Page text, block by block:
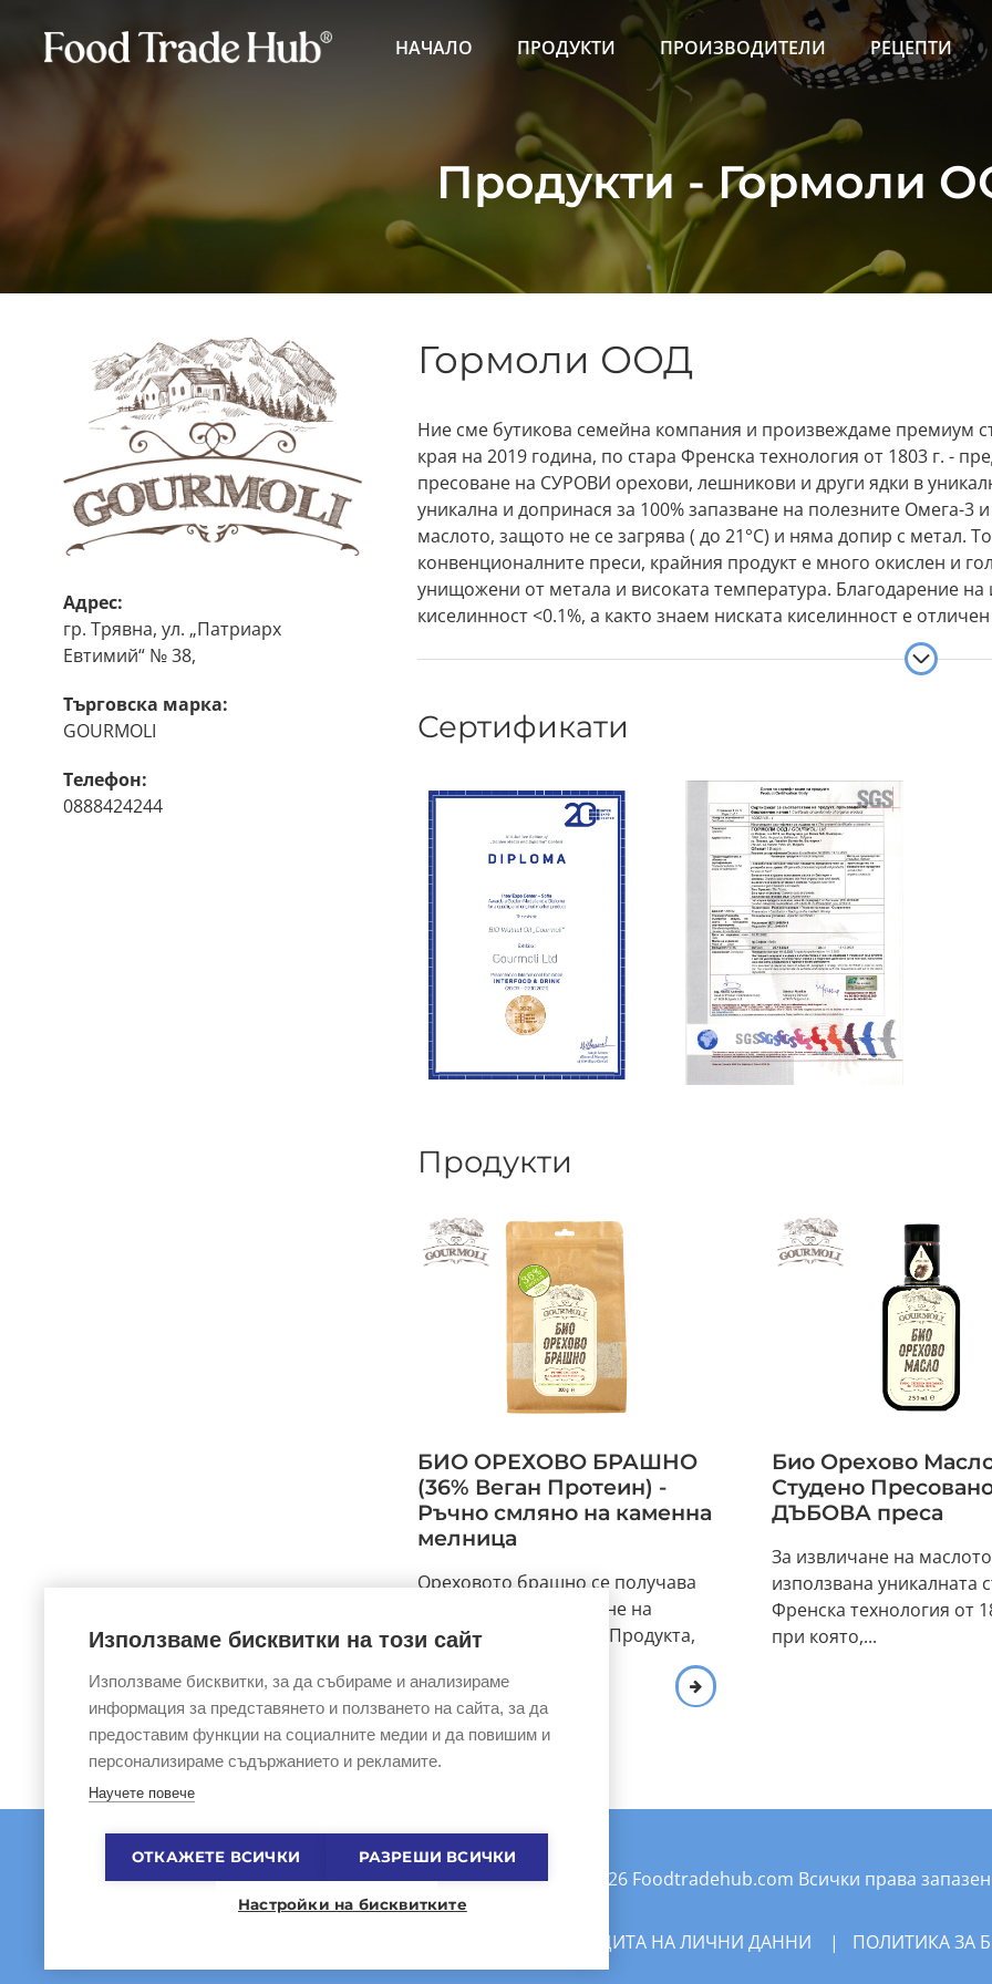
НАЧАЛО ПРОДУКТИ ПРОИЗВОДИТЕЛИ РЕЦЕПТИ
Продукти - Гормоли
Адрес:
гр. Трявна, ул. „Патриарх
Евтимий“ № 38,
Търговска марка:
GOURMOLI
Телефон:
0888424244
Гормоли ООД
Ние сме бутикова семейна компания и произвеждаме премиум
края на 2019 година, по стара Френска технология от 1803 г. -
пресоване на СУРОВИ орехови, лешникови и други ядки в
уникална и допринася за 100% запазване на полезните Омега-3
маслото, защото не се загрява ( до 21°C) и няма допир с метал.
конвенционалните преси, крайния продукт е много окислен и
унищожени от метала и високата температура. Благодарение
киселинност <0.1%, а както знаем ниската киселинност е
първокачествен продукт. От пресованите органични ядки и
здравословни органични брашна без глутен, с високо
Сертификати
Продукти
БИО ОРЕХОВО БРАШНО
(36% Веган Протеин) -
Ръчно смляно на каменна
мелница
Ореховото брашно се получава
след студено пресоване на
сурови орехови ядки. Продукта,
Био Орехово
Студено
ДЪБОВА преса
За извличане на
използвана уникалната
Френска технология от
при която,...
©Copyright 2026 Foodtradehub.com Всички права
ЗАЩИТА НА ЛИЧНИ ДАННИ | ПОЛИТИКА ЗА
Използваме бисквитки на този сайт
Използваме бисквитки, за да събираме и анализираме
информация за представянето и ползването на сайта, за да
предоставим функции на социалните медии и да повишим и
персонализираме съдържанието и рекламите.
Научете повече
ОТКАЖЕТЕ ВСИЧКИ РАЗРЕШИ ВСИЧКИ
Настройки на бисквитките